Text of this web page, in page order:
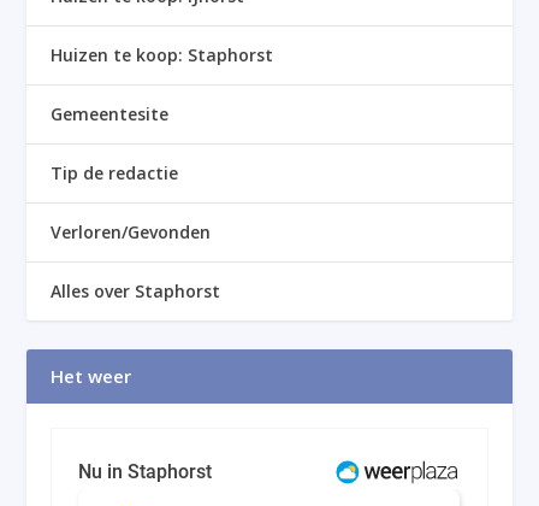
Huizen te koop: Staphorst
Gemeentesite
Tip de redactie
Verloren/Gevonden
Alles over Staphorst
Het weer